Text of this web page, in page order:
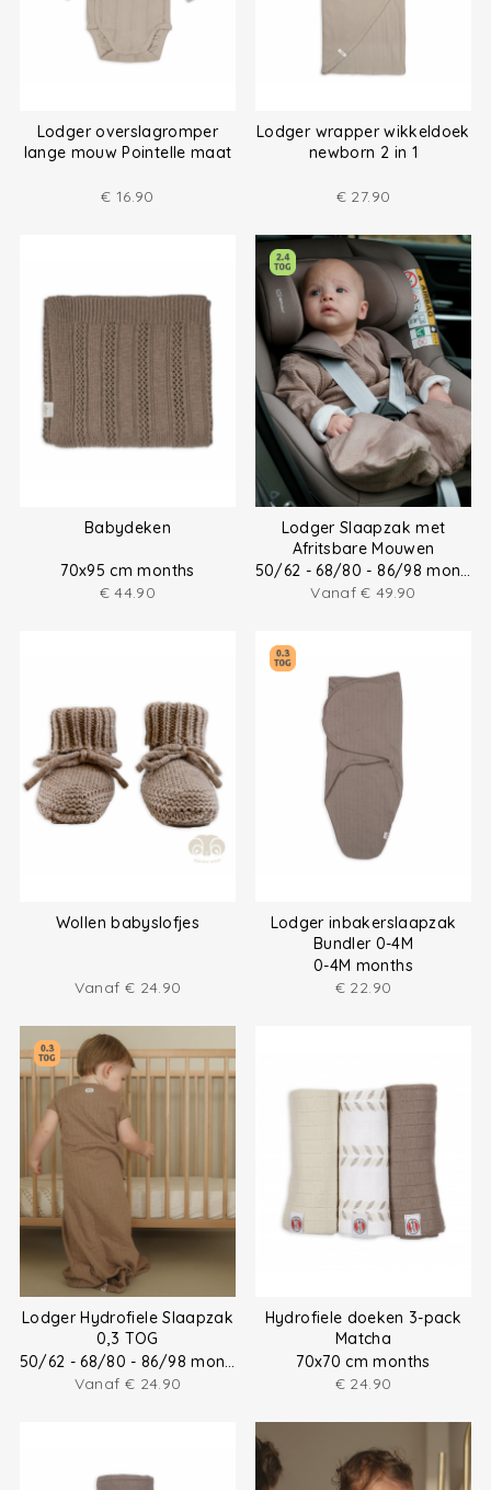
Lodger overslagromper
lange mouw Pointelle maat
€ 16.90
Lodger wrapper wikkeldoek
newborn 2 in 1
€ 27.90
Babydeken
70x95 cm months
€ 44.90
Lodger Slaapzak met
Afritsbare Mouwen
50/62 - 68/80 - 86/98 months
Vanaf€ 49.90
Wollen babyslofjes
Vanaf € 24.90
Lodger inbakerslaapzak
Bundler 0-4M
0-4M months
€ 22.90
Lodger Hydrofiele Slaapzak
0,3 TOG
50/62 - 68/80 - 86/98 months
Vanaf € 24.90
Hydrofiele doeken 3-pack
Matcha
70x70 cm months
€ 24.90